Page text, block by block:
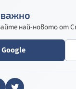
най-новото от